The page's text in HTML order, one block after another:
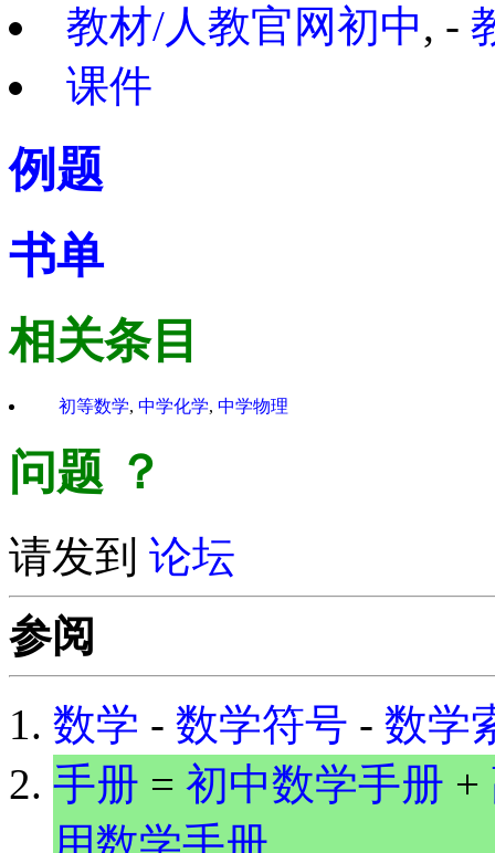
教材/人教官网初中, -
课件
例题
书单
相关条目
初等数学,中学化学,中学物理
问题 ？
请发到 论坛
参阅
数学 - 数学符号 - 数学
手册 = 初中数学手册 +